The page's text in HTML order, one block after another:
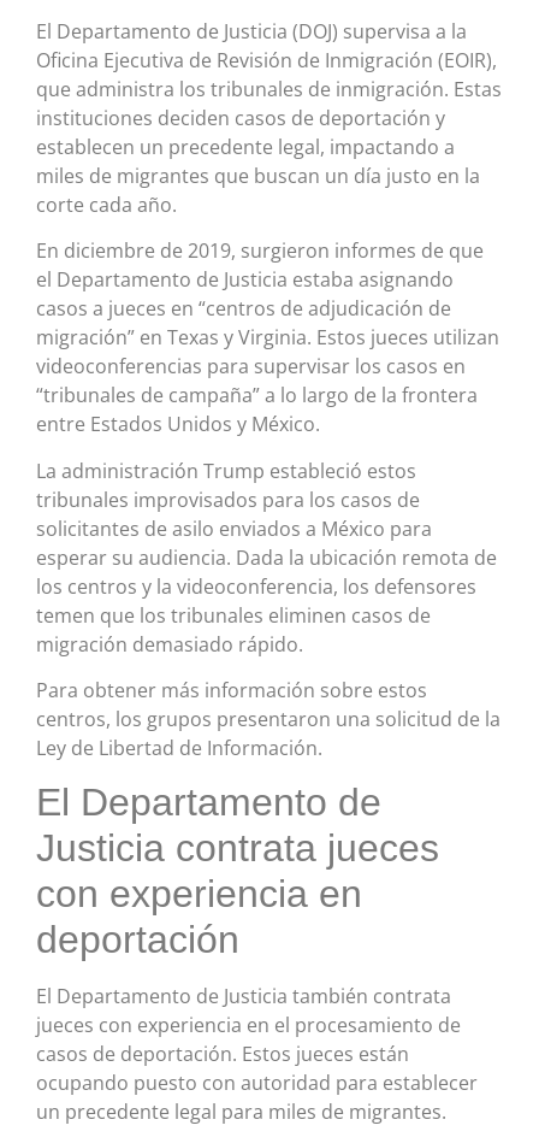
El Departamento de Justicia (DOJ) supervisa a la
Oficina Ejecutiva de Revisión de Inmigración (EOIR),
que administra los tribunales de inmigración. Estas
instituciones deciden casos de deportación y
establecen un precedente legal, impactando a
miles de migrantes que buscan un día justo en la
corte cada año.
En diciembre de 2019, surgieron informes de que
el Departamento de Justicia estaba asignando
casos a jueces en “centros de adjudicación de
migración” en Texas y Virginia. Estos jueces utilizan
videoconferencias para supervisar los casos en
“tribunales de campaña” a lo largo de la frontera
entre Estados Unidos y México.
La administración Trump estableció estos
tribunales improvisados ​​para los casos de
solicitantes de asilo enviados a México para
esperar su audiencia. Dada la ubicación remota de
los centros y la videoconferencia, los defensores
temen que los tribunales eliminen casos de
migración demasiado rápido.
Para obtener más información sobre estos
centros, los grupos presentaron una solicitud de la
Ley de Libertad de Información.
El Departamento de
Justicia contrata jueces
con experiencia en
deportación
El Departamento de Justicia también contrata
jueces con experiencia en el procesamiento de
casos de deportación. Estos jueces están
ocupando puesto con autoridad para establecer
un precedente legal para miles de migrantes.